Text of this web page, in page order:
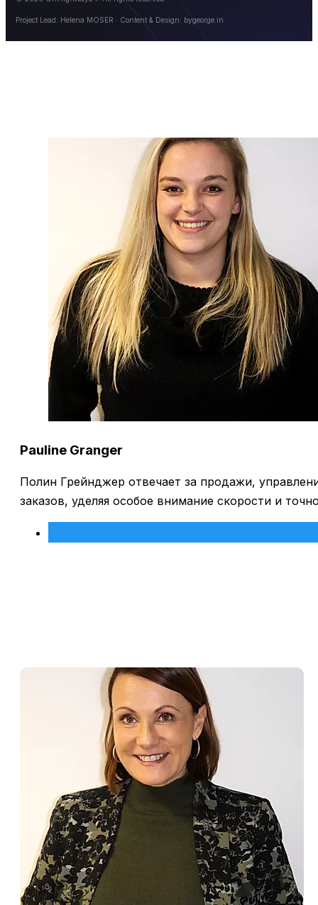
Project Lead: Helena MOSER · Content & Design: bygeorge.in
Pauline Granger
Полин Грейнджер отвечает за продажи,
заказов, уделяя особое внимание скорости и